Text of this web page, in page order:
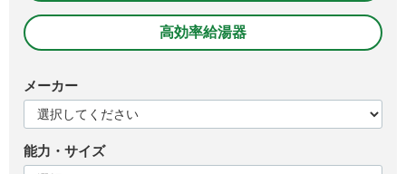
高効率給湯器
メーカー
能力・サイズ